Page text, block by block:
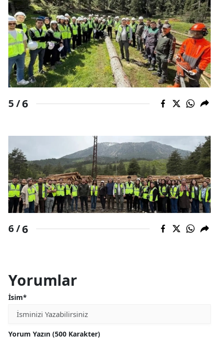
5 /6
6 /6
Yorumlar
İsim*
Yorum Yazın (500 Karakter)